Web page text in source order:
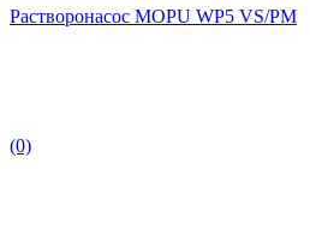
Растворонасос MOPU WP5 VS/PM
(0)